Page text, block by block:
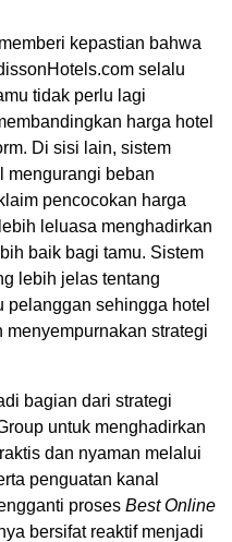
memberi kepastian bahwa
selalu
tidak perlu lagi
harga hotel
Di sisi lain, sistem
mengurangi beban
pencocokan harga
leluasa menghadirkan
baik bagi tamu. Sistem
lebih jelas tentang
pelanggan sehingga hotel
menyempurnakan strategi
bagian dari strategi
untuk menghadirkan
dan nyaman melalui
penguatan kanal
proses Best Online
bersifat reaktif menjadi